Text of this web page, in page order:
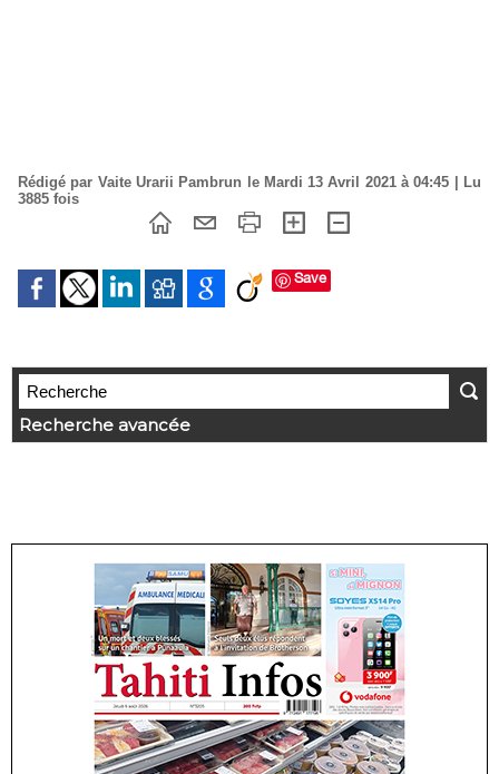
Rédigé par Vaite Urarii Pambrun le Mardi 13 Avril 2021 à 04:45 | Lu
3885 fois
Save
Recherche avancée